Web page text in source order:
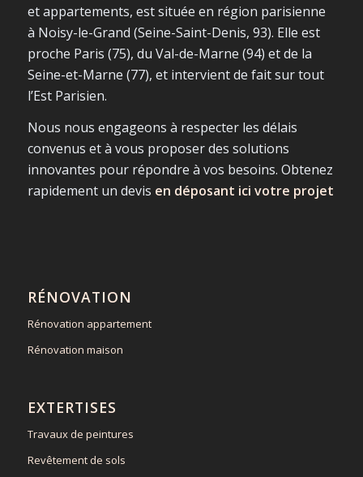
et appartements, est située en région parisienne
à Noisy-le-Grand (Seine-Saint-Denis, 93). Elle est
proche Paris (75), du Val-de-Marne (94) et de la
Seine-et-Marne (77), et intervient de fait sur tout
l’Est Parisien.
Nous nous engageons à respecter les délais
convenus et à vous proposer des solutions
innovantes pour répondre à vos besoins. Obtenez
rapidement un devis en déposant ici votre projet
RÉNOVATION
Rénovation appartement
Rénovation maison
EXTERTISES
Travaux de peintures
Revêtement de sols